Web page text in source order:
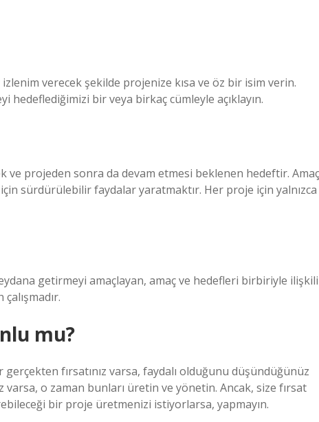
izlenim verecek şekilde projenize kısa ve öz bir isim verin.
hedeflediğimizi bir veya birkaç cümleyle açıklayın.
ve projeden sonra da devam etmesi beklenen hedeftir.
sürdürülebilir faydalar yaratmaktır. Her proje için yalnızca
getirmeyi amaçlayan, amaç ve hedefleri birbiriyle ilişkili
mu?
fırsatınız varsa, faydalı olduğunu düşündüğünüz
o zaman bunları üretin ve yönetin. Ancak, size fırsat
bir proje üretmenizi istiyorlarsa, yapmayın.